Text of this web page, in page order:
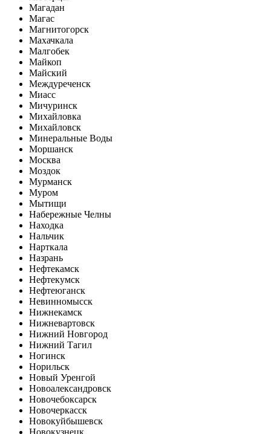
Магадан
Магас
Магнитогорск
Махачкала
Малгобек
Майкоп
Майский
Междуреченск
Миасс
Мичуринск
Михайловка
Михайловск
Минеральные Воды
Моршанск
Москва
Моздок
Мурманск
Муром
Мытищи
Набережные Челны
Находка
Нальчик
Нарткала
Назрань
Нефтекамск
Нефтекумск
Нефтеюганск
Невинномысск
Нижнекамск
Нижневартовск
Нижний Новгород
Нижний Тагил
Ногинск
Норильск
Новый Уренгой
Новоалександровск
Новочебоксарск
Новочеркасск
Новокуйбышевск
Новокузнецк